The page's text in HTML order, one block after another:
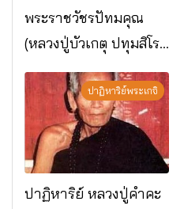
พระราชวัชรปัทมคุณ
(หลวงปู่บัวเกตุ ปทุมสิโร)
มรณภาพแล้ว วัดป่า
ดาราภิรมย์ อ.แม่ริม
จ.เชียงใหม่
ปาฏิหาริย์พระเกจิ
ปาฏิหาริย์ หลวงปู่คำคะ